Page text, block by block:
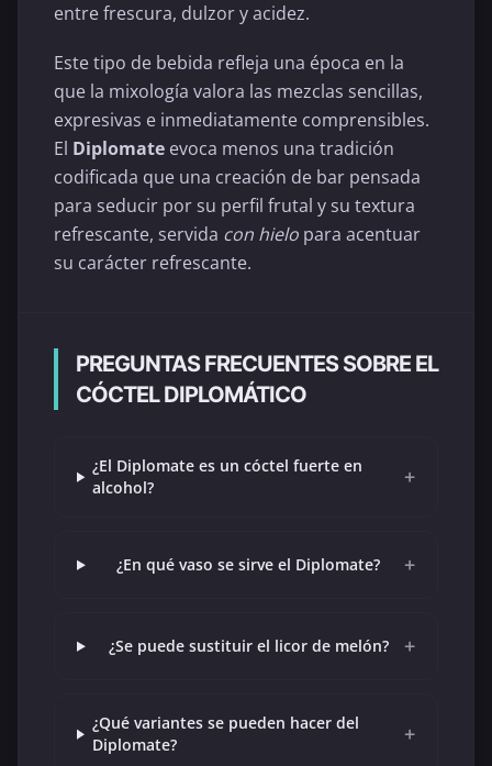
entre frescura, dulzor y acidez.
Este tipo de bebida refleja una época en la
que la mixología valora las mezclas sencillas,
expresivas e inmediatamente comprensibles.
El Diplomate evoca menos una tradición
codificada que una creación de bar pensada
para seducir por su perfil frutal y su textura
refrescante, servida con hielo para acentuar
su carácter refrescante.
PREGUNTAS FRECUENTES SOBRE EL
CÓCTEL DIPLOMÁTICO
¿El Diplomate es un cóctel fuerte en
alcohol?
+
¿En qué vaso se sirve el Diplomate? +
¿Se puede sustituir el licor de melón? +
¿Qué variantes se pueden hacer del
Diplomate?
+